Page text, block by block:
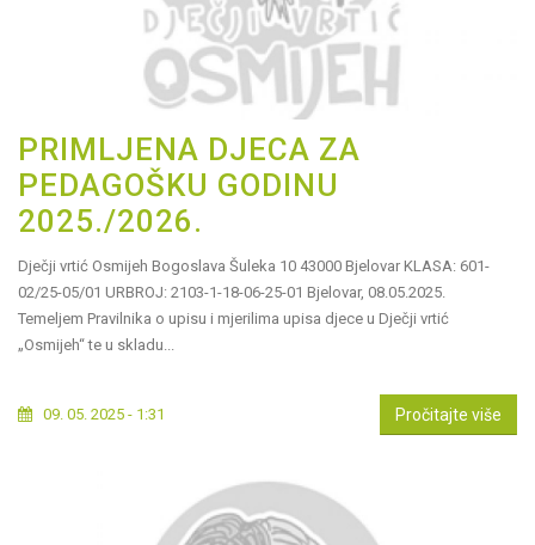
PRIMLJENA DJECA ZA
PEDAGOŠKU GODINU
2025./2026.
Dječji vrtić Osmijeh Bogoslava Šuleka 10 43000 Bjelovar KLASA: 601-
02/25-05/01 URBROJ: 2103-1-18-06-25-01 Bjelovar, 08.05.2025.
Temeljem Pravilnika o upisu i mjerilima upisa djece u Dječji vrtić
„Osmijeh“ te u skladu...
09. 05. 2025 - 1:31 Pročitajte više